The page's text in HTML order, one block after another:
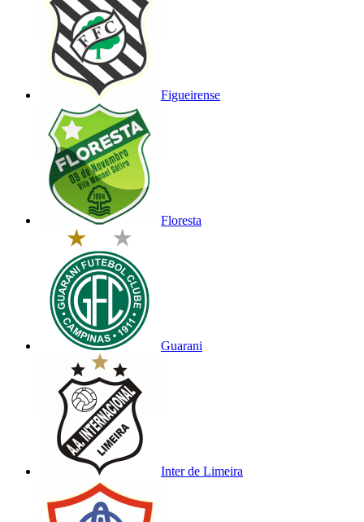
Figueirense
Floresta
Guarani
Inter de Limeira